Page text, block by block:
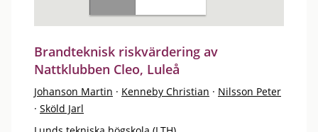
Brandteknisk riskvärdering av
Nattklubben Cleo, Luleå
Johanson Martin · Kenneby Christian · Nilsson Peter
· Sköld Jarl